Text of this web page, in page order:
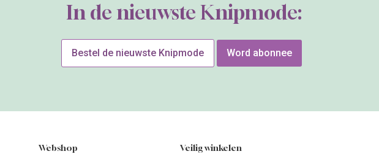
In de nieuwste Knipmode:
Bestel de nieuwste Knipmode Word abonnee
Webshop Veilig winkelen